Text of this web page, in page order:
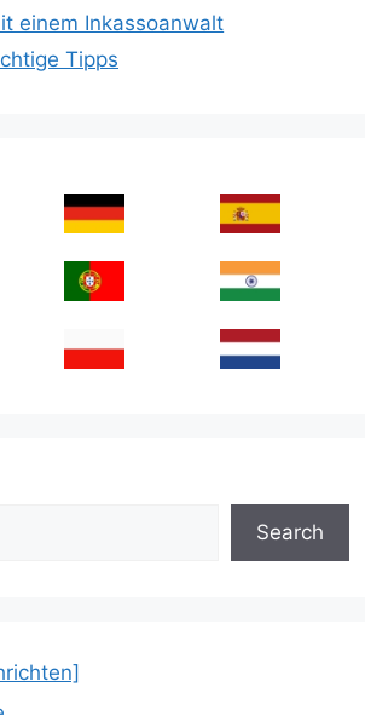
einem Inkassoanwalt
Tipps
Search